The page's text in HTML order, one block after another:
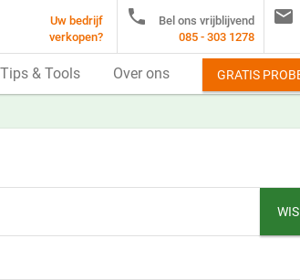
Uw bedrijf
verkopen?

Bel ons vrijblijvend
085 - 303 1278

Tips & Tools Over ons GRATIS